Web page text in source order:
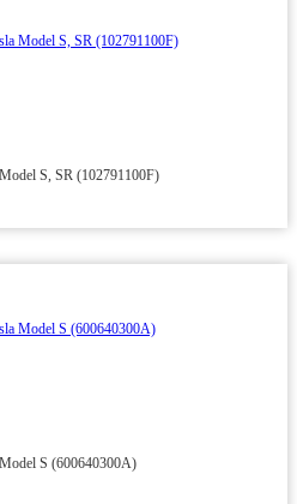
S, SR (102791100F)
S (600640300A)